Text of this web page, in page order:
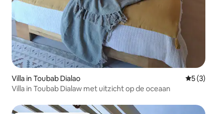
Villa in Toubab Dialao
5 (3)
Villa in Toubab Dialaw met uitzicht op de oceaan